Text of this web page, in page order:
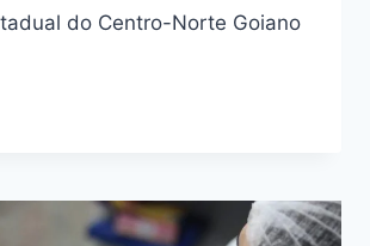
do Centro-Norte Goiano